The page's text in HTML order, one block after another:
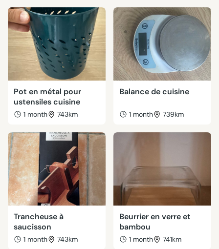
Pot en métal pour
ustensiles cuisine
1 month 743km
Balance de cuisine
1 month 739km
Trancheuse à
saucisson
1 month 743km
Beurrier en verre et
bambou
1 month 741km